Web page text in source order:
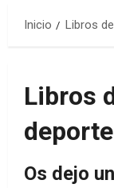
Inicio
Libros
Libros
deporte
Os dejo